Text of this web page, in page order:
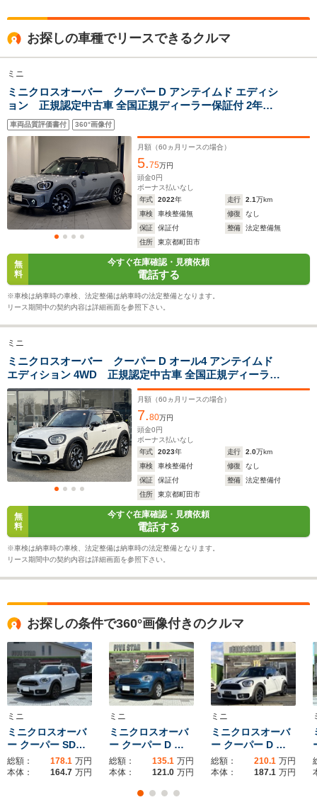
サイズ
WLTCモード
燃費
駆動方式
全高
1.52m～1.53m
全幅
1.79m
4.12m～4.14m
ホイールベース
-m
FF、4WD
1.47m
全幅
1.8m
-
4WD、FF
13.4～
お探しの車種でリースできるクルマ
ミニ
ミニクロスオーバー クーパー D アンテイムド エディシ
ョン 正規認定中古車 全国正規ディーラー保証付 2年走
行距離無制限 1オーナー 緑革シート 電動トランク ア
ップルカープレイ 前後ドラレコ パーキングアシス
ト ACC 禁煙 コンフォートアクセス
車両品質評価書付 360°画像付
月額（60 ヵ月リースの場合）
5.75万円
頭金0円
ボーナス払いなし
年式
2022年 走行 2.1万km
車検
車検整備無 修復
なし
保証
保証付 整備
法定整備無
住所
東京都町田市
無
料
今すぐ在庫確認・見積依頼
電話する
※車検は納車時の車検、法定整備は納車時の法定整備となります。
リース期間中の契約内容は詳細画面を参照下さい。
ミニ
ミニクロスオーバー クーパー D オール4 アンテイムド
エディション 4WD 正規認定中古車 全国正規ディーラー
保証付/2年・走行距離無制限 18AW シートヒーター ワ
イヤレスチャージャー 緑革スポーツシート 純正前後ド
ラレコ ワンオーナー 禁煙車 ACC USB 前後
PDC Bluetooth
月額（60 ヵ月リースの場合）
7.80万円
頭金0円
ボーナス払いなし
年式
2023年 走行 2.0万km
車検
車検整備付 修復
なし
保証
保証付 整備
法定整備付
住所
東京都町田市
無
料
今すぐ在庫確認・見積依頼
電話する
※車検は納車時の車検、法定整備は納車時の法定整備となります。
リース期間中の契約内容は詳細画面を参照下さい。
お探しの条件で360°画像付きのクルマ
ミニ
ミニクロスオーバ
ー クーパー SD…
総額： 178.1 万円
本体：
164.7 万円
ミニ
ミニクロスオーバ
ー クーパー D …
総額： 135.1 万円
本体：
121.0 万円
ミニ
ミニクロスオーバ
ー クーパー D …
総額： 210.1 万円
本体：
187.1 万円